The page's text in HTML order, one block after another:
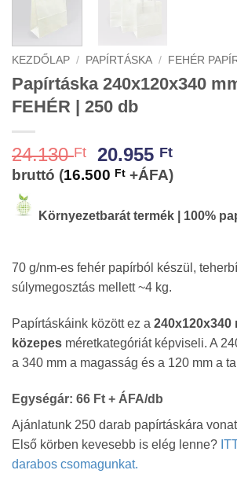
KEZDŐLAP / PAPÍRTÁSKA / FEHÉR
Papírtáska 240x120x340
FEHÉR | 250 db
24.130Ft
Original
price
24.130 Ft.
20.955 FtCurrent
price
20.955
bruttó (16.500 Ft +ÁFA)
Környezetbarát termék | 100%
70 g/nm-es fehér papírból készül,
súlymegosztás mellett ~4 kg.
Papírtáskáink között ez a 240x120x340
közepes méretkategóriát képviseli. A
a 340 mm a magasság és a 120 mm a
Egységár: 66 Ft + ÁFA/db
Ajánlatunk 250 darab papírtáskára
Első körben kevesebb is elég lenne?
darabos csomagunkat.